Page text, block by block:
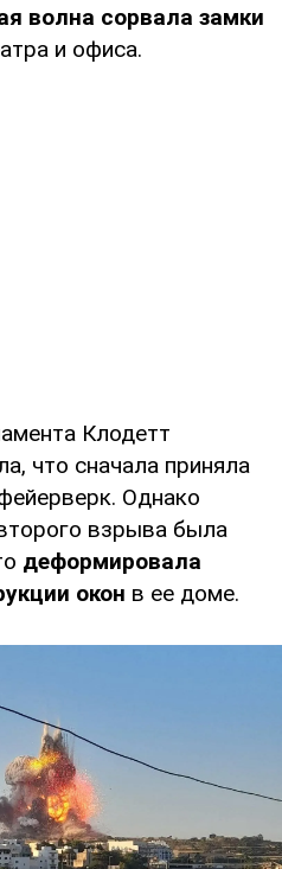
волна сорвала замки
и офиса.
Клодетт
что сначала приняла
Однако
взрыва была
деформировала
окон в ее доме.